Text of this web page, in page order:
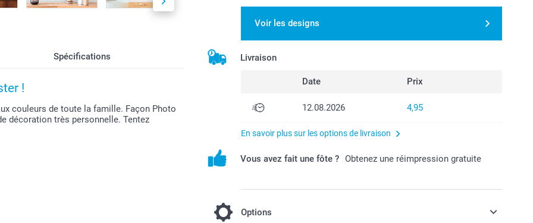
Spécifications
!
couleurs de toute la famille. Façon Photo
décoration très personnelle. Tentez
Voir les designs
Livraison
Date Prix
12.08.2026 4,95
En savoir plus sur les options de livraison
Vous avez fait une fôte ? Obtenez une réimpression gratuite
Options